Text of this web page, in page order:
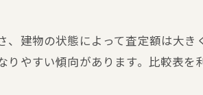
目指すなら知るべきポイント
買取査定で高値を狙うための比較表
建物の状態によって査定額は大
やすい傾向があります。比較表